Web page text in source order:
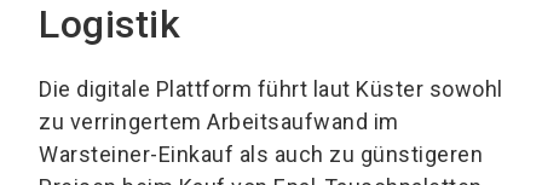
Logistik
Die digitale Plattform führt laut Küster sowohl
zu verringertem Arbeitsaufwand im
Warsteiner-Einkauf als auch zu günstigeren